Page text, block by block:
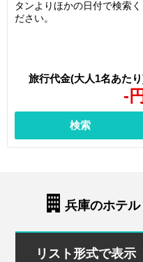
- 円
タンよりほかの日付で検索く
ださい。
検索
兵庫のホテ
リスト形式で表示